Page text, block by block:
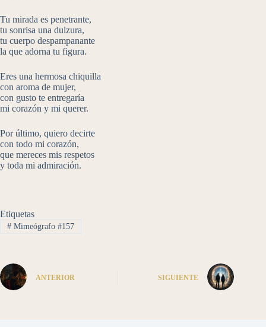
Tu mirada es penetrante,
tu sonrisa una dulzura,
tu cuerpo despampanante
la que adorna tu figura.
Eres una hermosa chiquilla
con aroma de mujer,
con gusto te entregaría
mi corazón y mi querer.
Por último, quiero decirte
con todo mi corazón,
que mereces mis respetos
y toda mi admiración.
Etiquetas
#Mimeógrafo #157
ANTERIOR SIGUIENTE